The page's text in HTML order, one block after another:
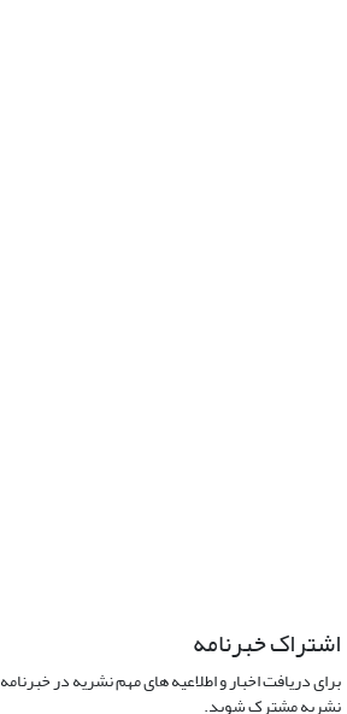
اشتراک خبرنامه
برای دریافت اخبار و اطلاعیه های مهم نشریه در خبرنامه
نشریه مشترک شوید.